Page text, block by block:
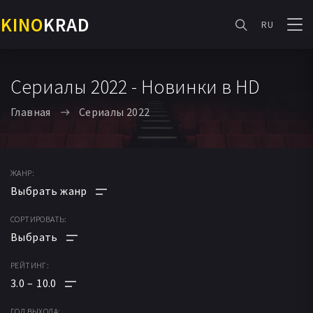
KINOKRAD RU
Сериалы 2022 - Новинки в HD
Главная Сериалы 2022
ЖАНР:
АНИМЕ
ФАНТАСТИКА
МЕЛОДРАМА
СОРТИРОВАТЬ:
ПО РЕЙТИНГУ
РЕЙТИНГ:
3.0 10.0